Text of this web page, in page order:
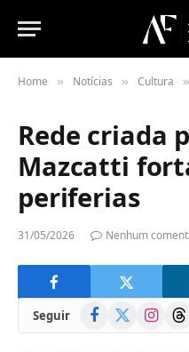
Home » Notícias » Cultura »
Rede criada
Mazcatti
periferias
31/05/2026 Nenhum
Seguir Facebook
(Twitter)
Instagram